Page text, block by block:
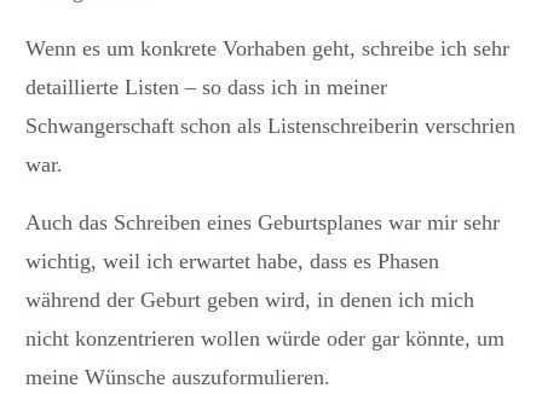
Wenn es um konkrete Vorhaben geht, schreibe ich sehr
detaillierte Listen – so dass ich in meiner
Schwangerschaft schon als Listenschreiberin verschrien
war.
Auch das Schreiben eines Geburtsplanes war mir sehr
wichtig, weil ich erwartet habe, dass es Phasen
während der Geburt geben wird, in denen ich mich
nicht konzentrieren wollen würde oder gar könnte, um
meine Wünsche auszuformulieren.